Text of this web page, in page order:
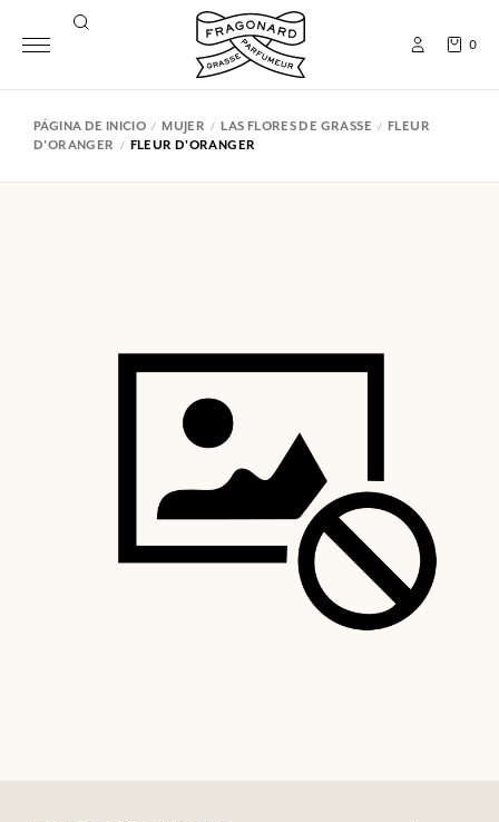
0
PÁGINA DE INICIO MUJER LAS FLORES DE GRASSE
FLEUR
D'ORANGER
FLEUR D'ORANGER